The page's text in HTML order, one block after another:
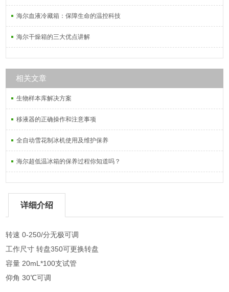
海尔血液冷藏箱：保障生命的温控科技
海尔干燥箱的三大优点讲解
相关文章
生物样本库解决方案
移液器的正确操作和注意事项
全自动雪花制冰机使用及维护保养
海尔超低温冰箱的保养过程你知道吗？
详细介绍
转速 0-250/分无极可调
工作尺寸 转盘350可更换转盘
容量 20mL*100支试管
仰角 30℃可调